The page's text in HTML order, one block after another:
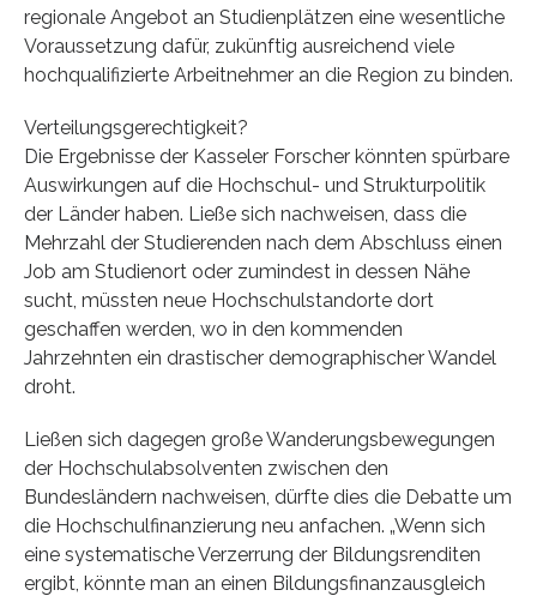
regionale Angebot an Studienplätzen eine wesentliche
Voraussetzung dafür, zukünftig ausreichend viele
hochqualifizierte Arbeitnehmer an die Region zu binden.
Verteilungsgerechtigkeit?
Die Ergebnisse der Kasseler Forscher könnten spürbare
Auswirkungen auf die Hochschul- und Strukturpolitik
der Länder haben. Ließe sich nachweisen, dass die
Mehrzahl der Studierenden nach dem Abschluss einen
Job am Studienort oder zumindest in dessen Nähe
sucht, müssten neue Hochschulstandorte dort
geschaffen werden, wo in den kommenden
Jahrzehnten ein drastischer demographischer Wandel
droht.
Ließen sich dagegen große Wanderungsbewegungen
der Hochschulabsolventen zwischen den
Bundesländern nachweisen, dürfte dies die Debatte um
die Hochschulfinanzierung neu anfachen. „Wenn sich
eine systematische Verzerrung der Bildungsrenditen
ergibt, könnte man an einen Bildungsfinanzausgleich